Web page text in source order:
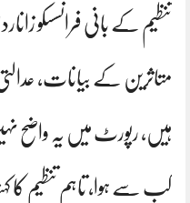
تنظیم کے بانی فرانسسکو
متاثرین کے بیانات، عدالتی
ہیں، رپورٹ میں یہ واضح
کب سے ہوا، تاہم تنظیم کا